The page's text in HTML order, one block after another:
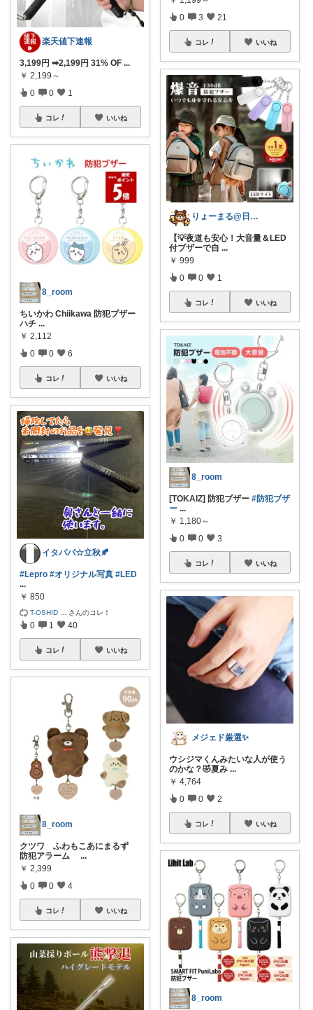
楽天値下速報
3,199円 ➡2,199円 31% OF ...
￥ 2,199～
0 0 1
コレ いいね
8_room
ちいかわ Chiikawa 防犯ブザー
ハチ ...
￥ 2,112
0 0 6
コレ いいね
イタパパ☆立秋🍂
#Lepro #オリジナル写真 #LED
...
￥ 850
T-OSHID さんのコレ！
0 1 40
コレ いいね
8_room
クツワ ふわもこあにまるず
防犯アラーム
...
￥ 2,399
0 0 4
コレ いいね
0 3 21
コレ いいね
りょーまる@日用品×ファッション
【💡夜道も安心！大音量＆LED
付ブザーで自 ...
￥ 999
0 0 1
コレ いいね
8_room
[TOKAIZ] 防犯ブザー #防犯ブザ
ー ...
￥ 1,180～
0 0 3
コレ いいね
メジェド厳選✨
ウシジマくんみたいな人が使う
のかな？🤣夏み ...
￥ 4,764
0 0 2
コレ いいね
8_room